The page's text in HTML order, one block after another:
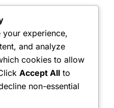
es
mithilfe der
Athleten können ihre
um Stärken und
experience,
and analyze
cookies to allow
Accept All to
non-essential